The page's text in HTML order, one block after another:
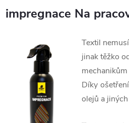
impregnace Na
Textil
jinak těžko
Díky
olejů a